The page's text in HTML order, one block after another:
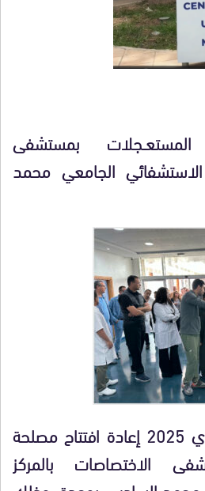
بمستشفى
الاستشفائي الجامعي محمد
تم يوم الاثنين 12 ماي 2025 إعادة افتتاح مصلحة
الاختصاصات بالمركز